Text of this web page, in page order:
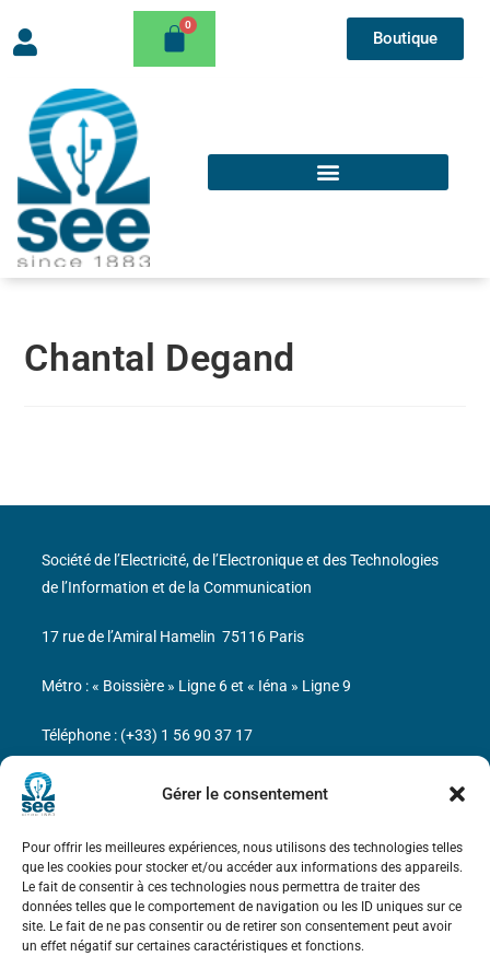
Gérer le consentement
Pour offrir les meilleures expériences, nous utilisons des technologies telles
que les cookies pour stocker et/ou accéder aux informations des appareils.
Le fait de consentir à ces technologies nous permettra de traiter des
données telles que le comportement de navigation ou les ID uniques sur ce
site. Le fait de ne pas consentir ou de retirer son consentement peut avoir
un effet négatif sur certaines caractéristiques et fonctions.
Boutique
Chantal Degand
Bicentenaire des découvertes d’André-
Marie Ampère
Mentions légales
Société de l’Electricité, de l’Electronique et des Technologies
de l’Information et de la Communication
17 rue de l’Amiral Hamelin 75116 Paris
Métro : « Boissière » Ligne 6 et « Iéna » Ligne 9
Téléphone : (+33) 1 56 90 37 17
N° de SIREN : 785 393 232, Code APE : 9412Z TVA intra-
communautaire : FR44 785 393 232